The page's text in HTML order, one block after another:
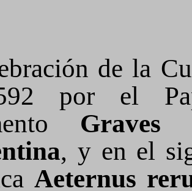
de la
por el
Graves
, y en el
Aeternus